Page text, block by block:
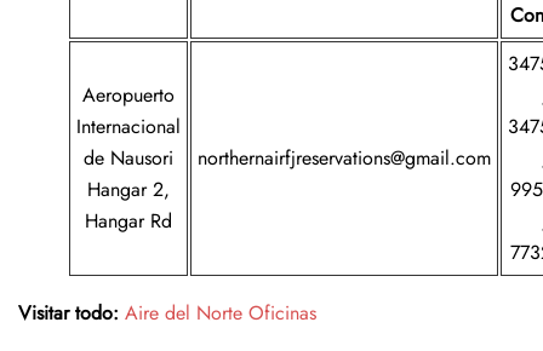
Aeropuerto
Internacional
de Nausori
Hangar 2,
Hangar Rd
northernairfjreservations@gmail.com
Visitar todo: Aire del Norte Oficinas